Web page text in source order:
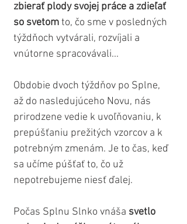
zbierať plody svojej práce a zdieľať
so svetom to, čo sme v posledných
týždňoch vytvárali, rozvíjali a
vnútorne spracovávali...
Obdobie dvoch týždňov po Splne,
až do nasledujúceho Novu, nás
prirodzene vedie k uvoľňovaniu, k
prepúšťaniu prežitých vzorcov a k
potrebným zmenám. Je to čas, keď
sa učíme púšťať to, čo už
nepotrebujeme niesť ďalej.
Počas Splnu Slnko vnáša svetlo